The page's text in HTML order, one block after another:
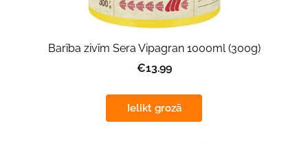
Barība zivīm Sera Vipagran 1000ml (300g)
€13.99
Ielikt grozā